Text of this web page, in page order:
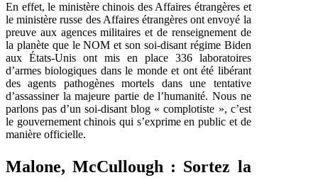
En effet, le ministère chinois des Affaires étrangères et
le ministère russe des Affaires étrangères ont envoyé la
preuve aux agences militaires et de renseignement de
la planète que le NOM et son soi-disant régime Biden
aux États-Unis ont mis en place 336 laboratoires
d’armes biologiques dans le monde et ont été libérant
des agents pathogènes mortels dans une tentative
d’assassiner la majeure partie de l’humanité. Nous ne
parlons pas d’un soi-disant blog « complotiste », c’est
le gouvernement chinois qui s’exprime en public et de
manière officielle.
Malone, McCullough : Sortez la